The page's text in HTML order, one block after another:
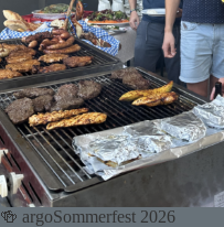
🍻 argoSommerfest 2026